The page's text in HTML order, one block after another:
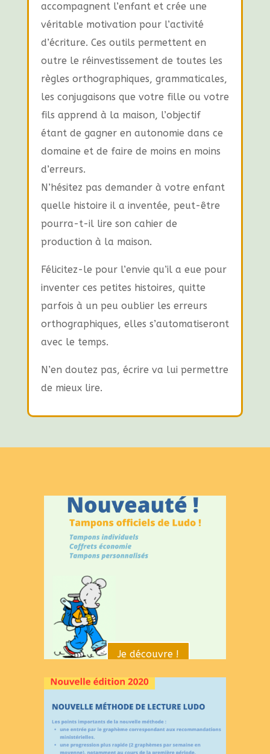
accompagnent l’enfant et crée une
véritable motivation pour l’activité
d’écriture. Ces outils permettent en
outre le réinvestissement de toutes les
règles orthographiques, grammaticales,
les conjugaisons que votre fille ou votre
fils apprend à la maison, l’objectif
étant de gagner en autonomie dans ce
domaine et de faire de moins en moins
d’erreurs.
N’hésitez pas demander à votre enfant
quelle histoire il a inventée, peut-être
pourra-t-il lire son cahier de
production à la maison.
Félicitez-le pour l’envie qu’il a eue pour
inventer ces petites histoires, quitte
parfois à un peu oublier les erreurs
orthographiques, elles s’automatiseront
avec le temps.
N’en doutez pas, écrire va lui permettre
de mieux lire.
Je découvre !